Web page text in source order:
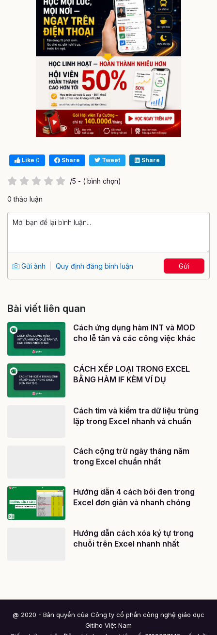
Like 0 Share Tweet Share
/5 - ( bình chọn)
0 thảo luận
Gửi ảnh Quy định đăng bình luận Gửi
Bài viết liên quan
Cách ứng dụng hàm INT và MOD
cho lễ tân và các công việc khác
CÁCH XẾP LOẠI TRONG EXCEL
BẰNG HÀM IF KÈM VÍ DỤ
Cách tìm và kiểm tra dữ liệu trùng
lặp trong Excel nhanh và chuẩn
Cách cộng trừ ngày tháng năm
trong Excel chuẩn nhất
Hướng dẫn 4 cách bôi đen trong
Excel đơn giản và nhanh chóng
Hướng dẫn cách xóa ký tự trong
chuỗi trên Excel nhanh nhất
@ 2020 - Bản quyền của Công ty cổ phần công nghệ giáo dục
Gitiho Việt Nam